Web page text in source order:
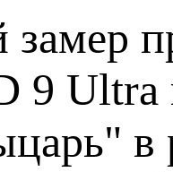
9 Ultra
в